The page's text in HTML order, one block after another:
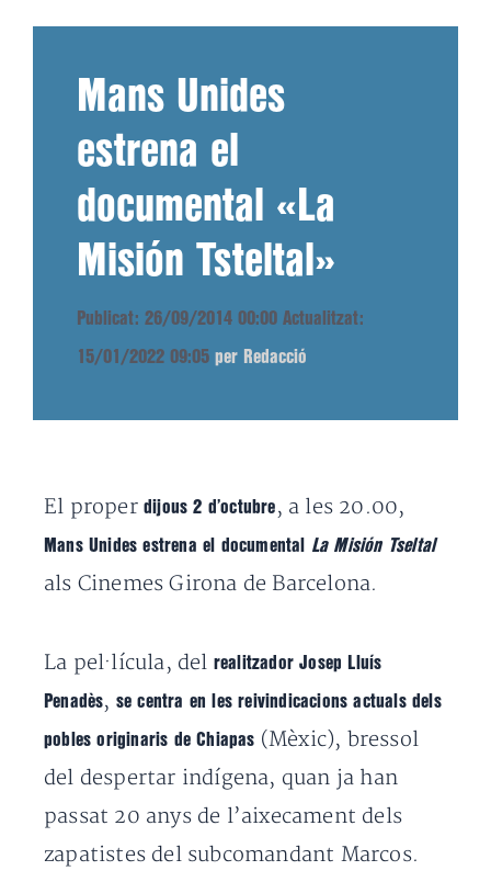
Mans Unides
estrena el
documental «La
Misión Tsteltal»
Publicat: 26/09/2014 00:00 Actualitzat:
15/01/2022 09:05 per Redacció
El proper dijous 2 d’octubre , a les 20.00,
Mans Unides estrena el documental La Misión Tseltal
als Cinemes Girona de Barcelona.
La pel·lícula, del realitzador Josep Lluís
Penadès, se centra en les reivindicacions actuals dels
pobles originaris de Chiapas (Mèxic), bressol
del despertar indígena, quan ja han
passat 20 anys de l’aixecament dels
zapatistes del subcomandant Marcos.